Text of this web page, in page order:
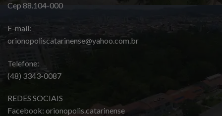
Cep 88.104-000
E-mail:
orionopoliscatarinense@yahoo.com.br
Telefone:
(48) 3343-0087
REDES SOCIAIS
Facebook: orionopolis.catarinense